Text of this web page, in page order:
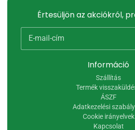
Információ
Szállítás
Termék
ÁSZF
Adatkezelési
Cookie irányelvek
Kapcsolat
Értesüljön az akciókról,
E-mail-cím